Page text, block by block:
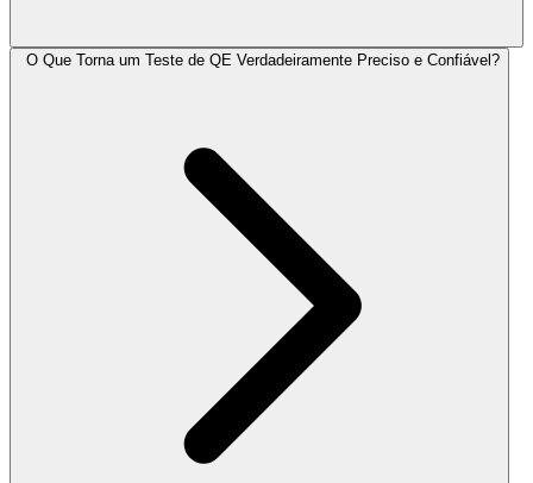
O Que Torna um Teste de QE Verdadeiramente Preciso e Confiável?